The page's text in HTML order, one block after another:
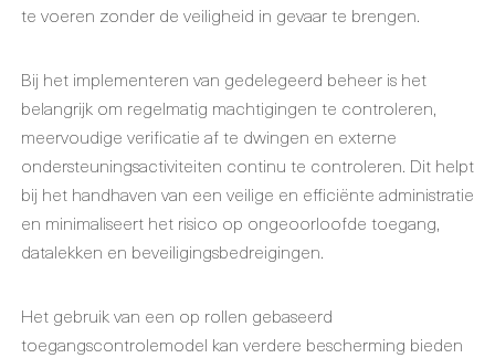
te voeren zonder de veiligheid in gevaar te brengen.
Bij het implementeren van gedelegeerd beheer is het
belangrijk om regelmatig machtigingen te controleren,
meervoudige verificatie af te dwingen en externe
ondersteuningsactiviteiten continu te controleren. Dit helpt
bij het handhaven van een veilige en efficiënte administratie
en minimaliseert het risico op ongeoorloofde toegang,
datalekken en beveiligingsbedreigingen.
Het gebruik van een op rollen gebaseerd
toegangscontrolemodel kan verdere bescherming bieden